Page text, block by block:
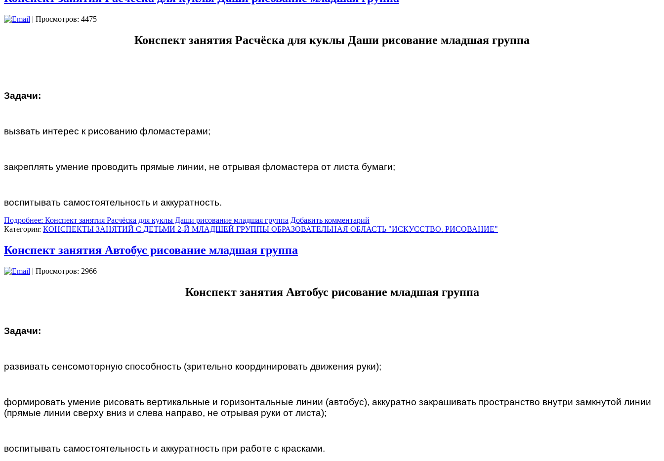
| Просмотров: 4475
Конспект занятия Расчёска для куклы Даши рисование младшая группа
Задачи:
вызвать интерес к рисованию фломастерами;
закреплять умение проводить прямые линии, не отрывая фломастера от листа бумаги;
воспитывать самостоятельность и аккуратность.
Подробнее: Конспект занятия Расчёска для куклы Даши рисование младшая группа Добавить комментарий
Категория: КОНСПЕКТЫ ЗАНЯТИЙ С ДЕТЬМИ 2-Й МЛАДШЕЙ ГРУППЫ ОБРАЗОВАТЕЛЬНАЯ ОБЛАСТЬ "ИСКУССТВО. РИСОВАНИЕ"
Конспект занятия Автобус рисование младшая группа
| Просмотров: 2966
Конспект занятия Автобус рисование младшая группа
Задачи:
развивать сенсомоторную способность (зрительно координировать движения руки);
формировать умение рисовать вертикальные и горизонтальные линии (автобус), аккуратно закрашивать пространство внутри замкнутой линии
(прямые линии сверху вниз и слева направо, не отрывая руки от листа);
воспитывать самостоятельность и аккуратность при работе с красками.